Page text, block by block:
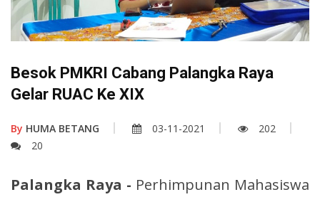
Besok PMKRI Cabang Palangka Raya
Gelar RUAC Ke XIX
By HUMA BETANG 03-11-2021
202
20
Palangka Raya - Perhimpunan Mahasiswa